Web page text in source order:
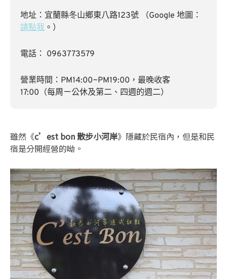
地址：宜蘭縣冬山鄉東八路123號 （Google 地圖：
請點我 。）
電話： 0963773579
營業時間：PM14:00~PM19:00，最晚收客
17:00（每周ㄧ公休及第二、四週的週二）
雖然《c’est bon 散步小河岸》隱藏於民宿內，但是和民
宿是分開經營的呦。